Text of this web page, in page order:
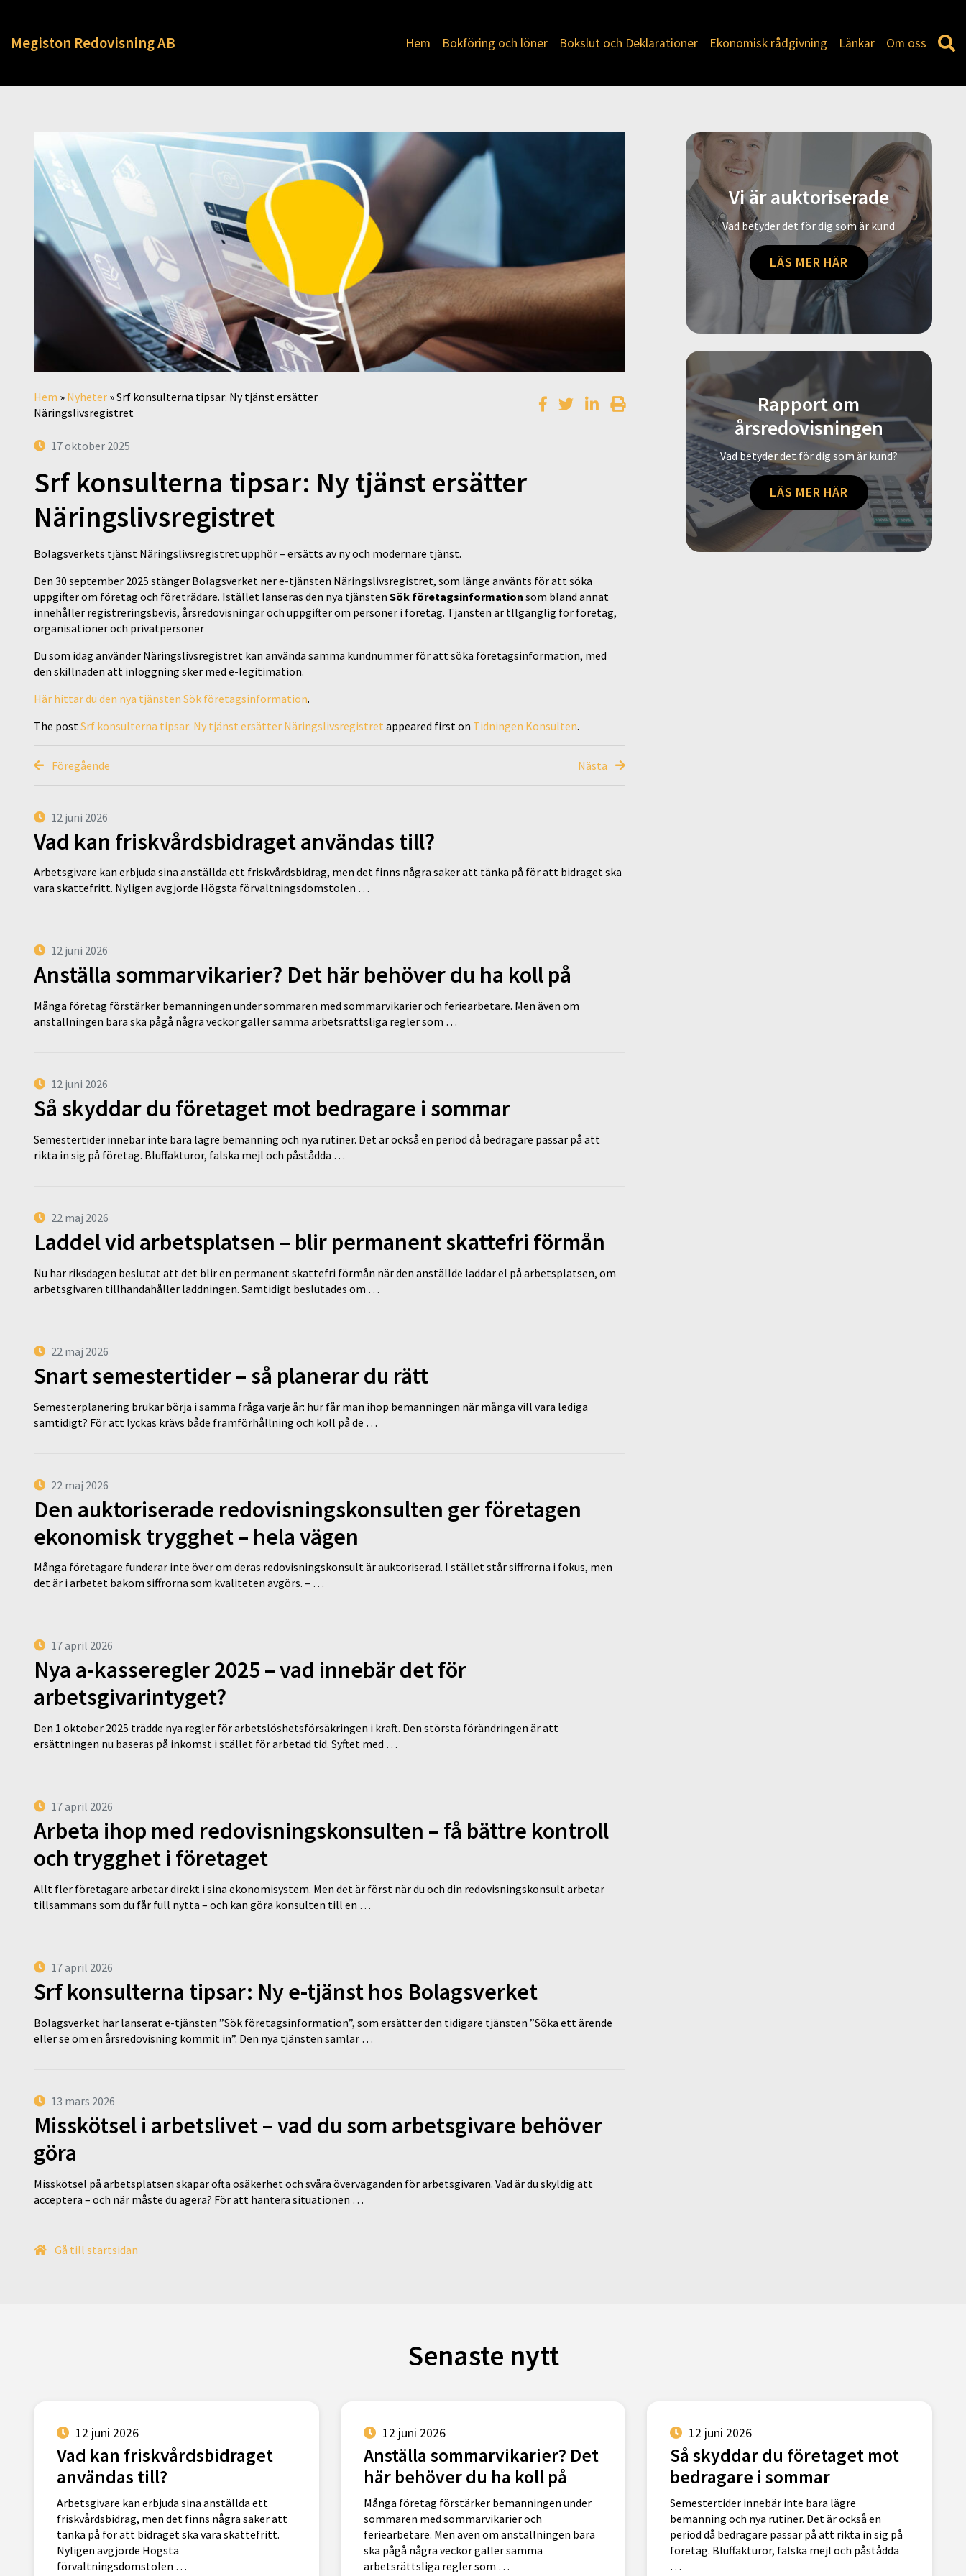
Megiston Redovisning AB Hem Bokföring och löner Bokslut och Deklarationer Ekonomisk rådgivning Länkar Om oss
Hem » Nyheter »Srf konsulterna tipsar: Ny tjänst ersätter
Näringslivsregistret
17 oktober 2025
Srf konsulterna tipsar: Ny tjänst ersätter
Näringslivsregistret
Bolagsverkets tjänst Näringslivsregistret upphör – ersätts av ny och modernare tjänst.
Den 30 september 2025 stänger Bolagsverket ner e-tjänsten Näringslivsregistret, som länge använts för att söka
uppgifter om företag och företrädare. Istället lanseras den nya tjänsten Sök företagsinformation som bland annat
innehåller registreringsbevis, årsredovisningar och uppgifter om personer i företag. Tjänsten är tllgänglig för företag,
organisationer och privatpersoner
Du som idag använder Näringslivsregistret kan använda samma kundnummer för att söka företagsinformation, med
den skillnaden att inloggning sker med e-legitimation.
Här hittar du den nya tjänsten Sök företagsinformation.
The post Srf konsulterna tipsar: Ny tjänst ersätter Näringslivsregistret appeared first on Tidningen Konsulten.
Föregående Nästa
12 juni 2026
Vad kan friskvårdsbidraget användas till?
Arbetsgivare kan erbjuda sina anställda ett friskvårdsbidrag, men det finns några saker att tänka på för att bidraget ska
vara skattefritt. Nyligen avgjorde Högsta förvaltningsdomstolen …
12 juni 2026
Anställa sommarvikarier? Det här behöver du ha koll på
Många företag förstärker bemanningen under sommaren med sommarvikarier och feriearbetare. Men även om
anställningen bara ska pågå några veckor gäller samma arbetsrättsliga regler som …
12 juni 2026
Så skyddar du företaget mot bedragare i sommar
Semestertider innebär inte bara lägre bemanning och nya rutiner. Det är också en period då bedragare passar på att
rikta in sig på företag. Bluffakturor, falska mejl och påstådda …
22 maj 2026
Laddel vid arbetsplatsen – blir permanent skattefri förmån
Nu har riksdagen beslutat att det blir en permanent skattefri förmån när den anställde laddar el på arbetsplatsen, om
arbetsgivaren tillhandahåller laddningen. Samtidigt beslutades om …
22 maj 2026
Snart semestertider – så planerar du rätt
Semesterplanering brukar börja i samma fråga varje år: hur får man ihop bemanningen när många vill vara lediga
samtidigt? För att lyckas krävs både framförhållning och koll på de …
22 maj 2026
Den auktoriserade redovisningskonsulten ger företagen
ekonomisk trygghet – hela vägen
Många företagare funderar inte över om deras redovisningskonsult är auktoriserad. I stället står siffrorna i fokus, men
det är i arbetet bakom siffrorna som kvaliteten avgörs. – …
17 april 2026
Nya a-kasseregler 2025 – vad innebär det för
arbetsgivarintyget?
Den 1 oktober 2025 trädde nya regler för arbetslöshetsförsäkringen i kraft. Den största förändringen är att
ersättningen nu baseras på inkomst i stället för arbetad tid. Syftet med …
17 april 2026
Arbeta ihop med redovisningskonsulten – få bättre kontroll
och trygghet i företaget
Allt fler företagare arbetar direkt i sina ekonomisystem. Men det är först när du och din redovisningskonsult arbetar
tillsammans som du får full nytta – och kan göra konsulten till en …
17 april 2026
Srf konsulterna tipsar: Ny e-tjänst hos Bolagsverket
Bolagsverket har lanserat e-tjänsten ”Sök företagsinformation”, som ersätter den tidigare tjänsten ”Söka ett ärende
eller se om en årsredovisning kommit in”. Den nya tjänsten samlar …
13 mars 2026
Misskötsel i arbetslivet – vad du som arbetsgivare behöver
göra
Misskötsel på arbetsplatsen skapar ofta osäkerhet och svåra överväganden för arbetsgivaren. Vad är du skyldig att
acceptera – och när måste du agera? För att hantera situationen …
Gå till startsidan
Vi är auktoriserade
Vad betyder det för dig som är kund
LÄS MER HÄR
Rapport om
årsredovisningen
Vad betyder det för dig som är kund?
LÄS MER HÄR
Senaste nytt
12 juni 2026
Vad kan friskvårdsbidraget
användas till?
Arbetsgivare kan erbjuda sina anställda ett
friskvårdsbidrag, men det finns några saker att
tänka på för att bidraget ska vara skattefritt.
Nyligen avgjorde Högsta
förvaltningsdomstolen …
12 juni 2026
Anställa sommarvikarier? Det
här behöver du ha koll på
Många företag förstärker bemanningen under
sommaren med sommarvikarier och
feriearbetare. Men även om anställningen bara
ska pågå några veckor gäller samma
arbetsrättsliga regler som …
12 juni 2026
Så skyddar du företaget mot
bedragare i sommar
Semestertider innebär inte bara lägre
bemanning och nya rutiner. Det är också en
period då bedragare passar på att rikta in sig på
företag. Bluffakturor, falska mejl och påstådda
…